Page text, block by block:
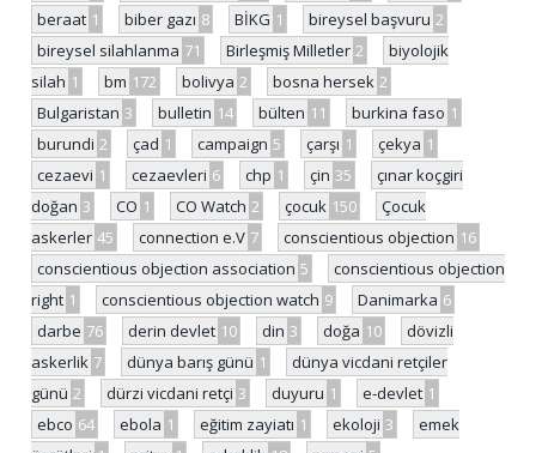
beraat 1 biber gazı 8 BİKG 1 bireysel başvuru 2
bireysel silahlanma 71 Birleşmiş Milletler 2
biyolojik
silah 1 bm 172 bolivya 2 bosna hersek 2
Bulgaristan 3 bulletin 14 bülten 11 burkina faso 1
burundi 2 çad 1 campaign 5 çarşı 1 çekya 1
cezaevi 1 cezaevleri 6 chp 1 çin 35
çınar koçgiri
doğan 3 CO 1 CO Watch 2 çocuk 150
Çocuk
askerler 45 connection e.V 7 conscientious objection 16
conscientious objection association 5
conscientious objection
right 1 conscientious objection watch 9 Danimarka 6
darbe 76 derin devlet 10 din 3 doğa 10
dövizli
askerlik 7 dünya barış günü 1
dünya vicdani retçiler
günü 2 dürzi vicdani retçi 3 duyuru 1 e-devlet 1
ebco 64 ebola 1 eğitim zayiatı 1 ekoloji 3
emek